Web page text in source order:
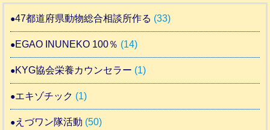
47都道府県動物総合相談所作る (33)
EGAO INUNEKO 100％ (14)
KYG協会栄養カウンセラー (1)
エキゾチック (1)
えづワン隊活動 (50)